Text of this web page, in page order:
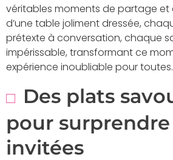
véritables moments de partage et
d’une table joliment dressée,
prétexte à conversation, chaque
impérissable, transformant ce
expérience inoubliable pour toutes.
Des plats
pour surprendre
invitées